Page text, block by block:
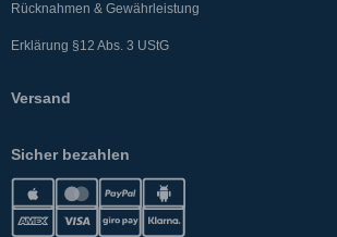
Rücknahmen & Gewährleistung
Erklärung §12 Abs. 3 UStG
Versand
Sicher bezahlen